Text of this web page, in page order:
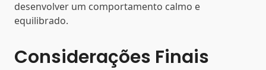
desenvolver um comportamento calmo e
equilibrado.
Considerações Finais